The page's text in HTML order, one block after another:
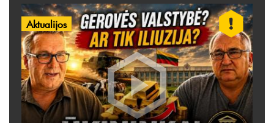
Aktualijos